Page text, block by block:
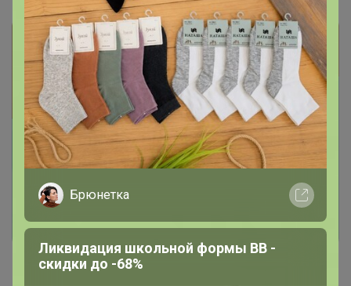
Брюнетка
Ликвидация школьной формы BB -
скидки до -68%